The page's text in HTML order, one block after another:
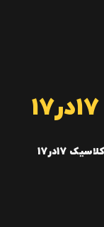
لوح تقدیر کلاسیک 17در17
/ لوح تقدیر کلاسیک 17در17